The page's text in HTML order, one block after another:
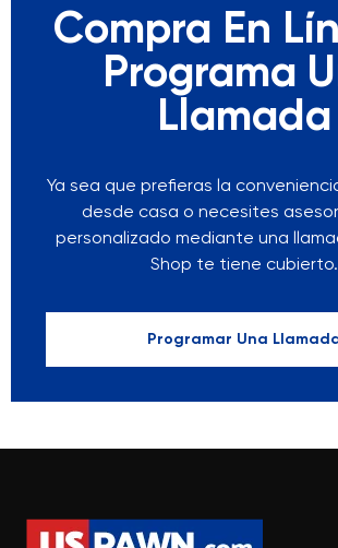
Compra En
Programa
Llamada
Ya sea que prefieras la
desde casa o necesites
personalizado mediante una
Shop te tiene cubierto.
Programar Una